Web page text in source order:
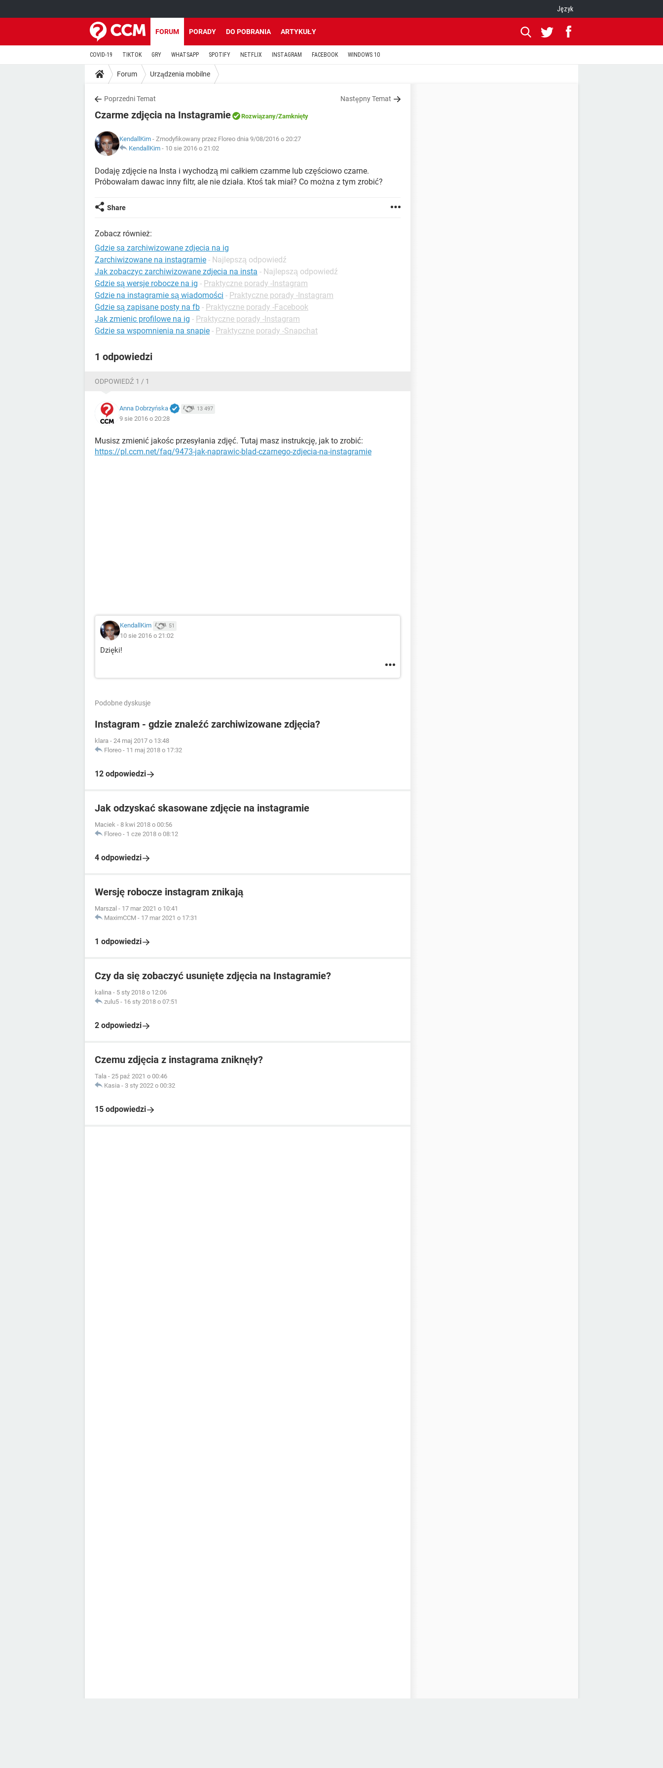
Język
FORUM PORADY DO POBRANIA ARTYKUŁY
COVID-19 TIKTOK GRY WHATSAPP SPOTIFY NETFLIX INSTAGRAM FACEBOOK WINDOWS 10
Forum Urządzenia mobilne
Poprzedni Temat Następny Temat
Czarme zdjęcia na Instagramie Rozwiązany/Zamknięty
KendallKim - Zmodyfikowany przez Floreo dnia 9/08/2016 o 20:27
KendallKim - 10 sie 2016 o 21:02
Dodaję zdjęcie na Insta i wychodzą mi całkiem czarnme lub częściowo czarne.
Próbowałam dawac inny filtr, ale nie działa. Ktoś tak miał? Co można z tym zrobić?
Share
Zobacz również:
Gdzie sa zarchiwizowane zdjecia na ig
Zarchiwizowane na instagramie - Najlepszą odpowiedź
Jak zobaczyc zarchiwizowane zdjecia na insta - Najlepszą odpowiedź
Gdzie są wersje robocze na ig - Praktyczne porady -Instagram
Gdzie na instagramie są wiadomości - Praktyczne porady -Instagram
Gdzie są zapisane posty na fb - Praktyczne porady -Facebook
Jak zmienic profilowe na ig - Praktyczne porady -Instagram
Gdzie sa wspomnienia na snapie - Praktyczne porady -Snapchat
1 odpowiedzi
ODPOWIEDŹ 1 / 1
Anna Dobrzyńska 13 497
9 sie 2016 o 20:28
Musisz zmienić jakośc przesyłania zdjęć. Tutaj masz instrukcję, jak to zrobić:
https://pl.ccm.net/faq/9473-jak-naprawic-blad-czarnego-zdjecia-na-instagramie
KendallKim 51
10 sie 2016 o 21:02
Dzięki!
Podobne dyskusje
Instagram - gdzie znaleźć zarchiwizowane zdjęcia?
klara - 24 maj 2017 o 13:48
Floreo - 11 maj 2018 o 17:32
12 odpowiedzi
Jak odzyskać skasowane zdjęcie na instagramie
Maciek - 8 kwi 2018 o 00:56
Floreo - 1 cze 2018 o 08:12
4 odpowiedzi
Wersję robocze instagram znikają
Marszal - 17 mar 2021 o 10:41
MaximCCM - 17 mar 2021 o 17:31
1 odpowiedzi
Czy da się zobaczyć usunięte zdjęcia na Instagramie?
kalina - 5 sty 2018 o 12:06
zulu5 - 16 sty 2018 o 07:51
2 odpowiedzi
Czemu zdjęcia z instagrama zniknęły?
Tala - 25 paź 2021 o 00:46
Kasia - 3 sty 2022 o 00:32
15 odpowiedzi